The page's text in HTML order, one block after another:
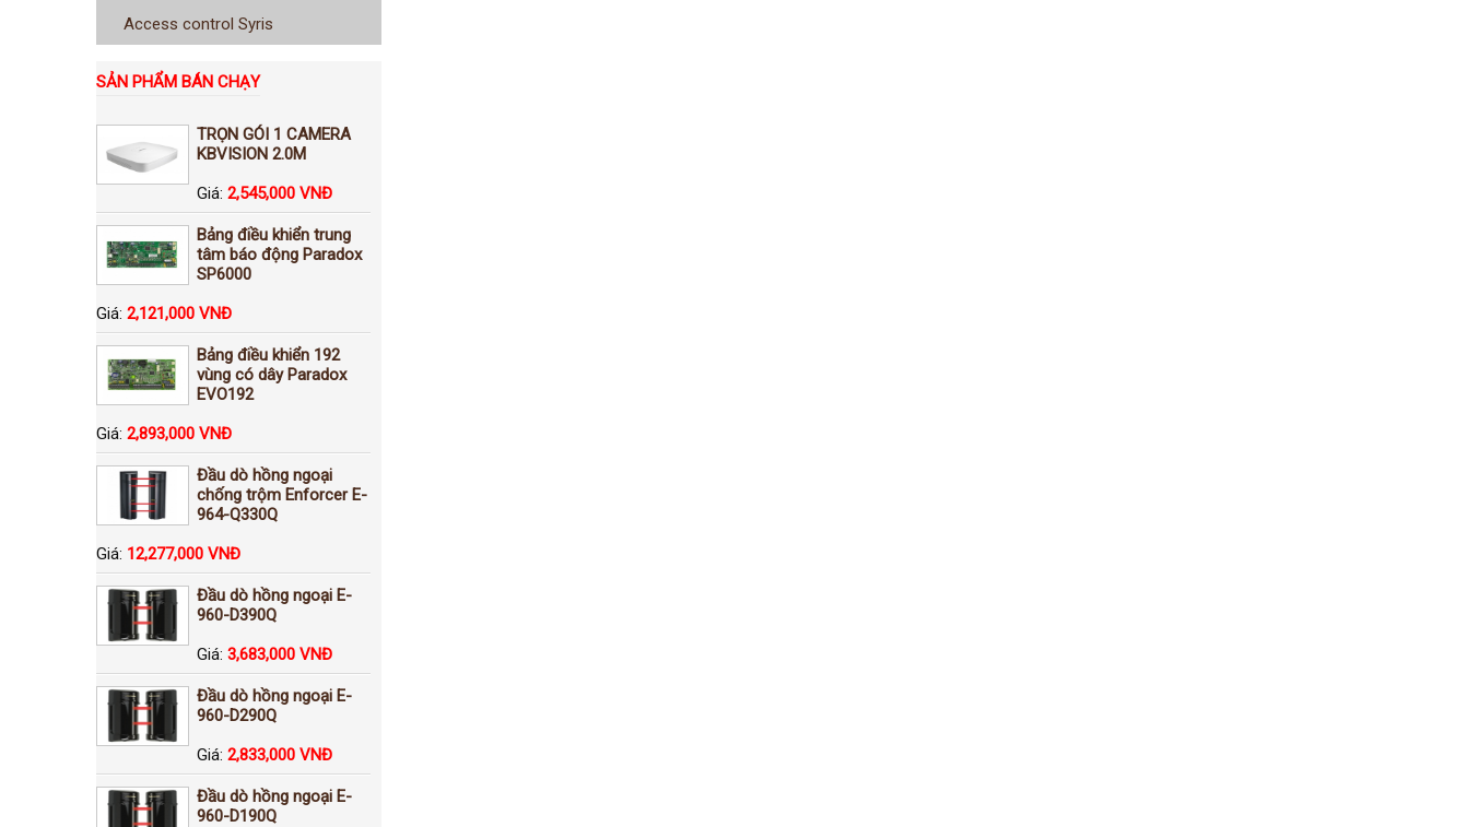
Access control Syris
SẢN PHẨM BÁN CHẠY
TRỌN GÓI 1 CAMERA
KBVISION 2.0M
Giá: 2,545,000 VNĐ
Bảng điều khiển trung
tâm báo động Paradox
SP6000
Giá: 2,121,000 VNĐ
Bảng điều khiển 192
vùng có dây Paradox
EVO192
Giá: 2,893,000 VNĐ
Đầu dò hồng ngoại
chống trộm Enforcer E-
964-Q330Q
Giá: 12,277,000 VNĐ
Đầu dò hồng ngoại E-
960-D390Q
Giá: 3,683,000 VNĐ
Đầu dò hồng ngoại E-
960-D290Q
Giá: 2,833,000 VNĐ
Đầu dò hồng ngoại E-
960-D190Q